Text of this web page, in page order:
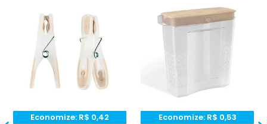
Avaliação
Avalie o produto de 1 até 5 estrelas
★ ★★ ☆☆
Economize: R$ 0,42 Economize: R$ 0,53